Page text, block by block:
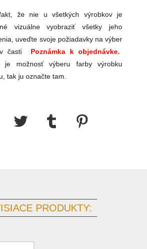
že nie u všetkých výrobkov je
vizuálne vyobraziť všetky jeho
uveďte svoje požiadavky na výber
v časti Poznámka k objednávke.
možnosť výberu farby výrobku
tak ju označte tam.
PRODUKTY: